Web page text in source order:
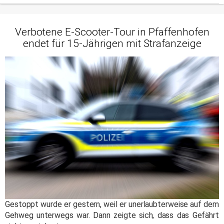
Verbotene E-Scooter-Tour in Pfaffenhofen
endet für 15-Jährigen mit Strafanzeige
Gestoppt wurde er gestern, weil er unerlaubterweise auf dem
Gehweg unterwegs war. Dann zeigte sich, dass das Gefährt